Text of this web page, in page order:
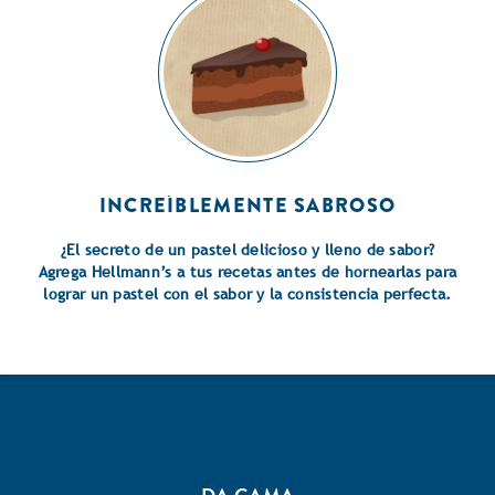
INCREÍBLEMENTE SABROSO
¿El secreto de un pastel delicioso y lleno de sabor?
Agrega Hellmann’s a tus recetas antes de hornearlas para
lograr un pastel con el sabor y la consistencia perfecta.